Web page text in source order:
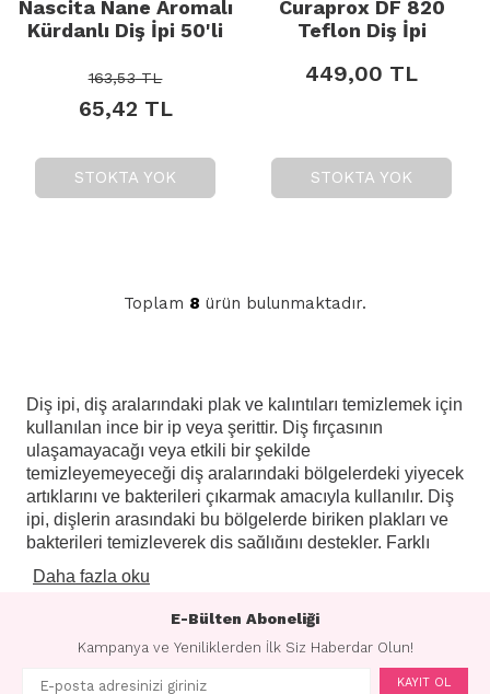
Nascita Nane Aromalı
Kürdanlı Diş İpi 50'li
163,53TL
65,42 TL
STOKTA YOK
Curaprox DF 820
Teflon Diş İpi
449,00 TL
STOKTA YOK
Toplam 8 ürün bulunmaktadır.
Diş ipi, diş aralarındaki plak ve kalıntıları temizlemek için
kullanılan ince bir ip veya şerittir. Diş fırçasının
ulaşamayacağı veya etkili bir şekilde
temizleyemeyeceği diş aralarındaki bölgelerdeki yiyecek
artıklarını ve bakterileri çıkarmak amacıyla kullanılır. Diş
ipi, dişlerin arasındaki bu bölgelerde biriken plakları ve
bakterileri temizleyerek diş sağlığını destekler. Farklı
tiplerde ve malzemelerde diş ipi bulunmaktadır, ancak
temel amaçları diş aralarındaki temizliği sağlamaktır.
Diş ipi kullanmanın birkaç avantajı bulunmaktadır. İlk
olarak, diş ipi diş aralarındaki plak ve bakteri birikimini
azaltarak diş çürükleri, diş eti hastalıkları ve kötü nefes
Daha fazla oku
E-Bülten Aboneliği
Kampanya ve Yeniliklerden İlk Siz Haberdar Olun!
KAYIT OL